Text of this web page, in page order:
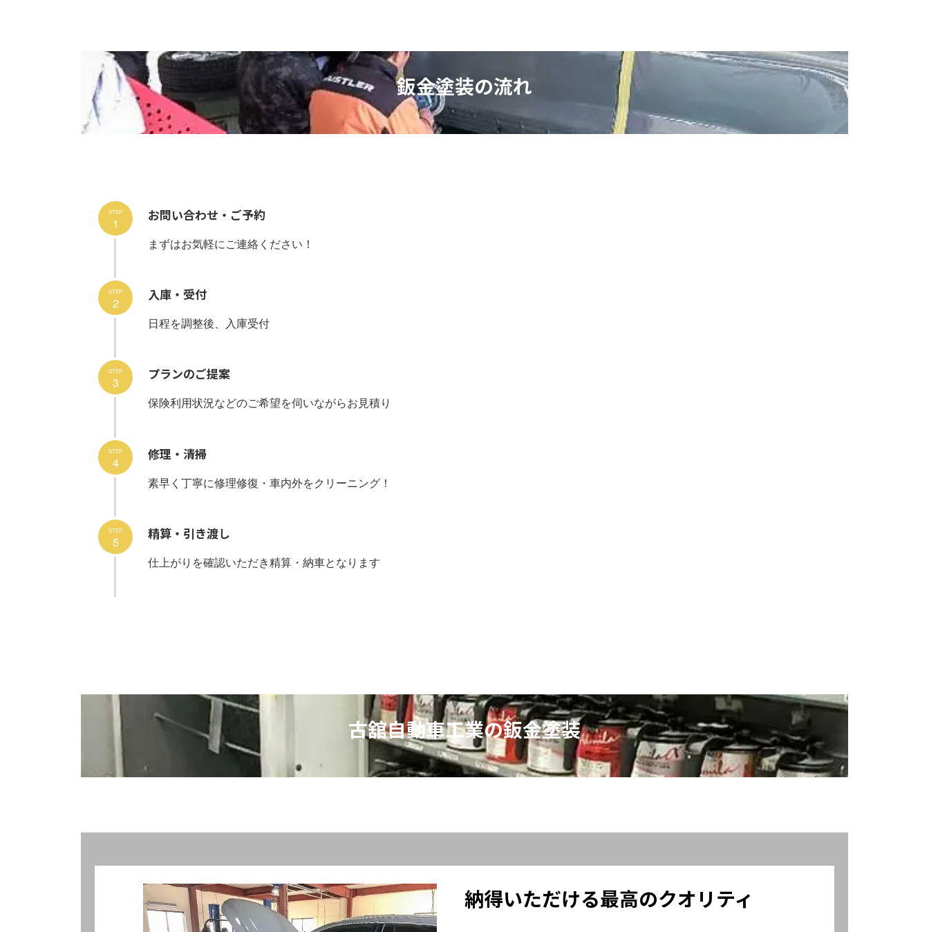
鈑金塗装の流れ
お問い合わせ・ご予約
まずはお気軽にご連絡ください！
STEP
1
入庫・受付
日程を調整後、入庫受付
STEP
2
プランのご提案
保険利用状況などのご希望を伺いながらお見積り
STEP
3
修理・清掃
素早く丁寧に修理修復・車内外をクリーニング！
STEP
4
精算・引き渡し
仕上がりを確認いただき精算・納車となります
STEP
5
古舘自動車工業の鈑金塗装
納得いただける最高のクオリティ